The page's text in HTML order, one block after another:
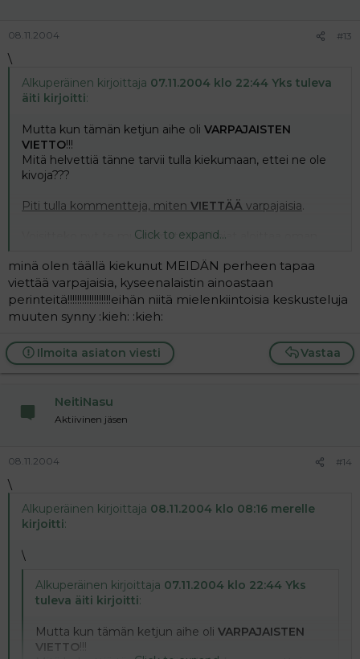
08.11.2004 #13
\
Alkuperäinen kirjoittaja 07.11.2004 klo 22:44 Yks tuleva
äiti kirjoitti:
Mutta kun tämän ketjun aihe oli VARPAJAISTEN
VIETTO!!!
Mitä helvettiä tänne tarvii tulla kiekumaan, ettei ne ole
kivoja???
Piti tulla kommentteja, miten VIETTÄÄ varpajaisia.
Voisitteko nyt te muutamat huuhkajat aloittaa oman
KIITOS!!! \|O
Click to expand...
minä olen täällä kiekunut MEIDÄN perheen tapaa
viettää varpajaisia, kyseenalaistin ainoastaan
perinteitä!!!!!!!!!!!!!!!!!!eihän niitä mielenkiintoisia keskusteluja
muuten synny :kieh: :kieh:
Vastaa
Ilmoita asiaton viesti
NeitiNasu
Aktiivinen jäsen
08.11.2004 #14
\
Alkuperäinen kirjoittaja 08.11.2004 klo 08:16 merelle
kirjoitti:
\
Alkuperäinen kirjoittaja 07.11.2004 klo 22:44 Yks
tuleva äiti kirjoitti:
Mutta kun tämän ketjun aihe oli VARPAJAISTEN
VIETTO!!!